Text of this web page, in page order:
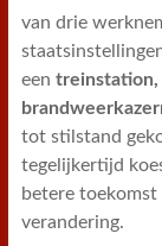
van drie
een treinstation,
tot stilstand
tegelijkertijd
betere
verandering.